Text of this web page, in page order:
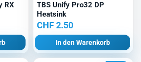
RX
TBS Unify Pro32 DP
Heatsink
CHF2.50
In den Warenkorb